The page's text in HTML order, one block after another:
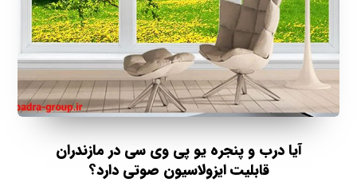
آیا درب و پنجره یو پی وی سی در مازندران
قابلیت ایزولاسیون صوتی دارد؟